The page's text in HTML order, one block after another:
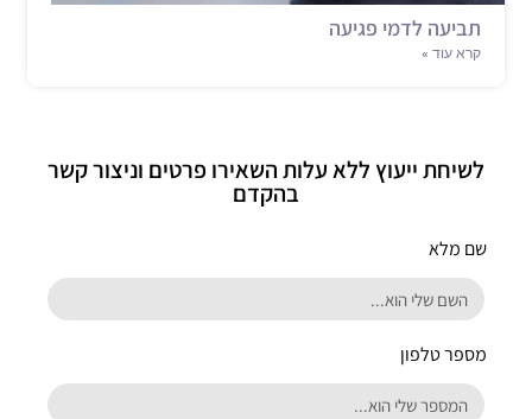
תביעה לדמי פגיעה
קרא עוד »
לשיחת ייעוץ ללא עלות השאירו פרטים וניצור קשר
בהקדם
שם מלא
מספר טלפון